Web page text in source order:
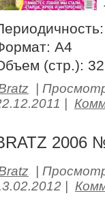
А4
(стр.):
2006